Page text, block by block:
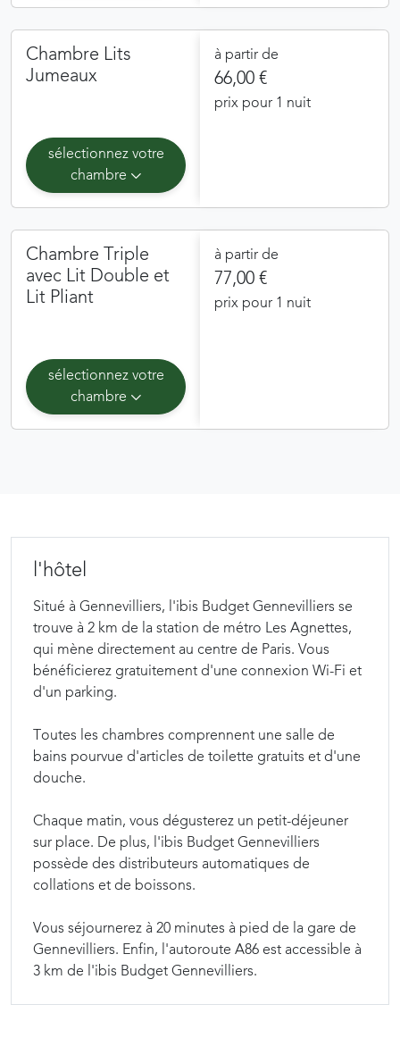
Chambre Lits
Jumeaux
sélectionnez votre
chambre
à partir de
66,00 €
prix pour 1 nuit
Chambre Triple
avec Lit Double et
Lit Pliant
sélectionnez votre
chambre
à partir de
77,00 €
prix pour 1 nuit
l'hôtel
Situé à Gennevilliers, l'ibis Budget Gennevilliers se
trouve à 2 km de la station de métro Les Agnettes,
qui mène directement au centre de Paris. Vous
bénéficierez gratuitement d'une connexion Wi-Fi et
d'un parking.
Toutes les chambres comprennent une salle de
bains pourvue d'articles de toilette gratuits et d'une
douche.
Chaque matin, vous dégusterez un petit-déjeuner
sur place. De plus, l'ibis Budget Gennevilliers
possède des distributeurs automatiques de
collations et de boissons.
Vous séjournerez à 20 minutes à pied de la gare de
Gennevilliers. Enfin, l'autoroute A86 est accessible à
3 km de l'ibis Budget Gennevilliers.